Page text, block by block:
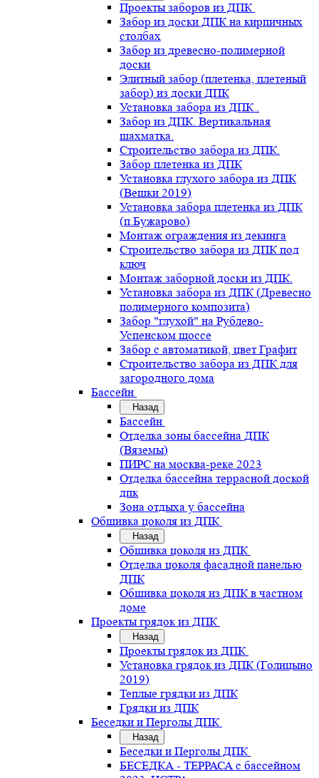
Проекты заборов из ДПК
Забор из доски ДПК на кирпичных
столбах
Забор из древесно-полимерной
доски
Элитный забор (плетенка, плетеный
забор) из доски ДПК
Установка забора из ДПК .
Забор из ДПК. Вертикальная
шахматка.
Строительство забора из ДПК.
Забор плетенка из ДПК
Установка глухого забора из ДПК
(Вешки 2019)
Установка забора плетенка из ДПК
(п.Бужарово)
Монтаж ограждения из декинга
Строительство забора из ДПК под
ключ
Монтаж заборной доски из ДПК.
Установка забора из ДПК (Древесно
полимерного композита)
Забор "глухой" на Рублево-
Успенском шоссе
Забор с автоматикой, цвет Графит
Строительство забора из ДПК для
загородного дома
Бассейн
Назад
Бассейн
Отделка зоны бассейна ДПК
(Вяземы)
ПИРС на москва-реке 2023
Отделка бассейна террасной доской
дпк
Зона отдыха у бассейна
Обшивка цоколя из ДПК
Назад
Обшивка цоколя из ДПК
Отделка цоколя фасадной панелью
ДПК
Обшивка цоколя из ДПК в частном
доме
Проекты грядок из ДПК
Назад
Проекты грядок из ДПК
Установка грядок из ДПК (Голицыно
2019)
Теплые грядки из ДПК
Грядки из ДПК
Беседки и Перголы ДПК
Назад
Беседки и Перголы ДПК
БЕСЕДКА - ТЕРРАСА с бассейном